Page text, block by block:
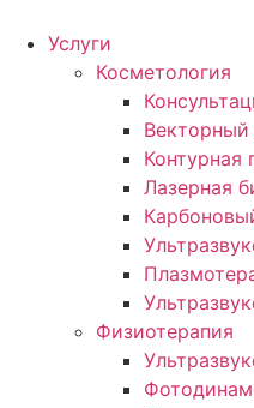
Услуги
Косметология
Векторный
Контурная
Лазерная
Физиотерапия